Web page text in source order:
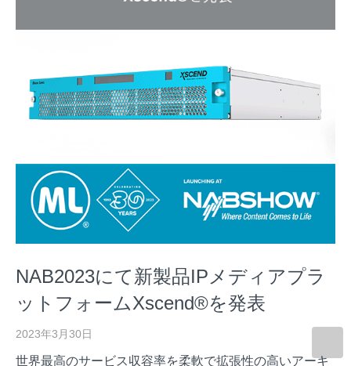
NAB2023にて新製品IPメディアプラ
ットフォームXscend®を発表
2023年3月30日
世界最高のサービス収容率を柔軟で拡張性の高いアーキ